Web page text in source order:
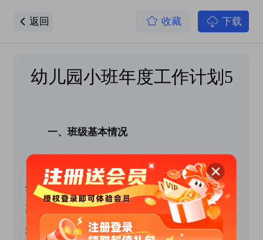
返回 收藏 下载
幼儿园小班年度工作计划5
一、班级基本情况
新的一学期又要开始了，经过上学期的学习
生活，班中每个孩子都有了不同程度的进步和提
高，大部分孩子都已适应了幼儿园的集体生活。
我对上学期做了一个总结：孩子都喜欢游戏，但